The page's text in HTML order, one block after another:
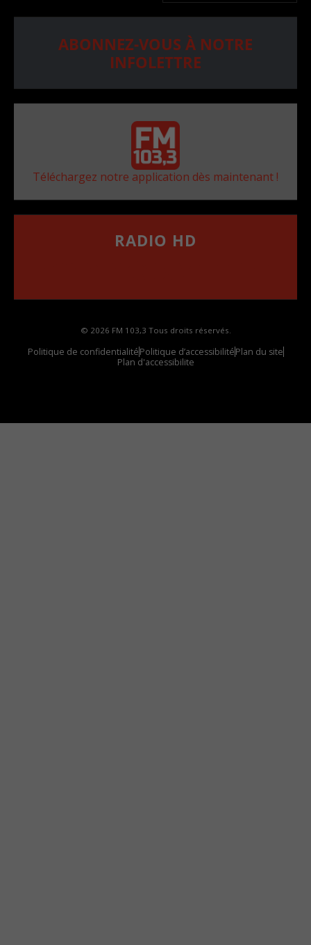
ABONNEZ-VOUS À NOTRE
INFOLETTRE
Téléchargez notre application dès maintenant !
RADIO HD
© 2026 FM 103,3 Tous droits réservés.
Politique de confidentialitéPolitique d’accessibilitéPlan du site
Plan d'accessibilite